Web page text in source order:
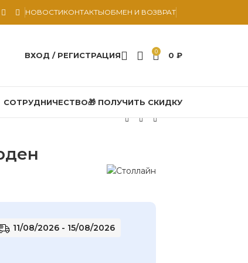
НОВОСТИКОНТАКТЫОБМЕН И ВОЗВРАТ
ВХОД / РЕГИСТРАЦИЯ 0 0 ₽
СОТРУДНИЧЕСТВО🎁 ПОЛУЧИТЬ СКИДКУ
11/08/2026 - 15/08/2026